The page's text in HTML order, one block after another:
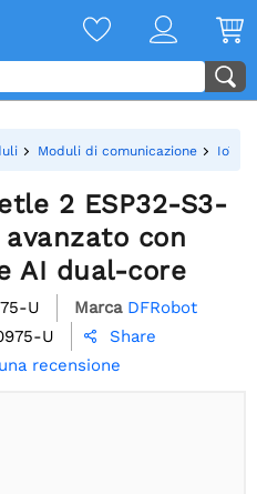
Moduli di comunicazione IoT -
2 ESP32-S3-
con
AI dual-core
U Marca DFRobot
U 
Share
recensione